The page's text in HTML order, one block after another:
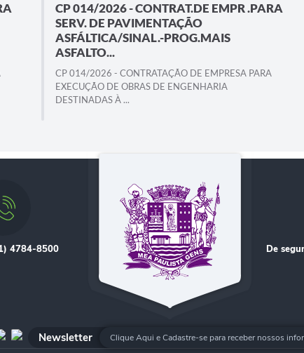
CP 014/2026 - CONTRAT.DE EMPR .PARA
SERV. DE PAVIMENTAÇÃO
ASFÁLTICA/SINAL.-PROG.MAIS
ASFALTO...
CP 014/2026 - CONTRATAÇÃO DE EMPRESA PARA
EXECUÇÃO DE OBRAS DE ENGENHARIA
DESTINADAS À ...
4784-8500
De
Newsletter Clique Aqui e Cadastre-se para receber nossos